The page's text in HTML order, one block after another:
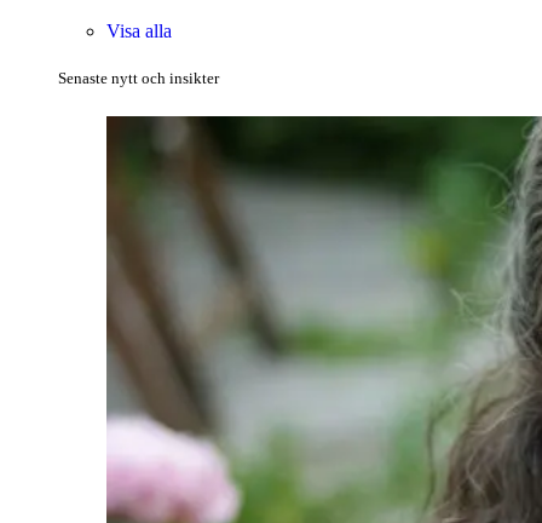
Visa alla
Senaste nytt och insikter